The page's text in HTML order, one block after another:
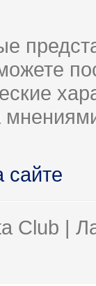
сайте
Club |